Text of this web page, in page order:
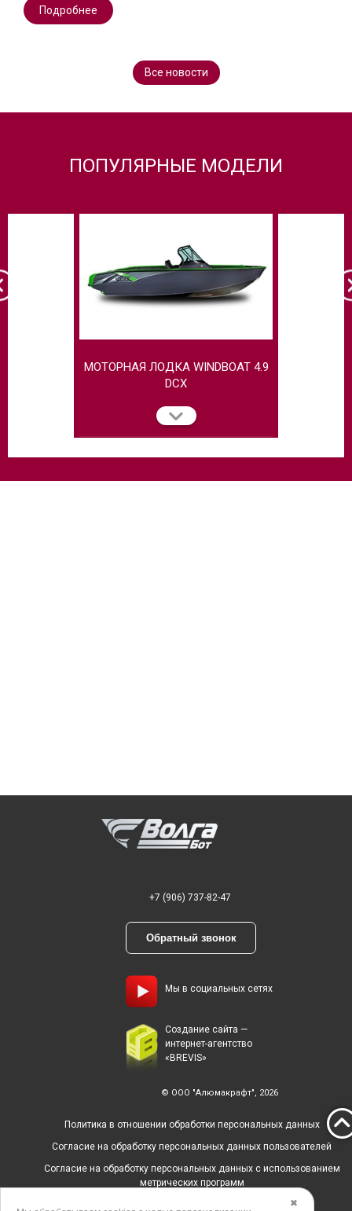
Подробнее
Все новости
ПОПУЛЯРНЫЕ МОДЕЛИ
МОТОРНАЯ ЛОДКА WINDBOAT 4.9
DCX
+7 (906) 737-82-47
Обратный звонок
Мы в социальных сетях
Создание сайта —
интернет-агентство
«BREVIS»
© ООО "Алюмакрафт", 2026
Политика в отношении обработки персональных данных
Согласие на обработку персональных данных пользователей
Согласие на обработку персональных данных с использованием
метрических программ
✖